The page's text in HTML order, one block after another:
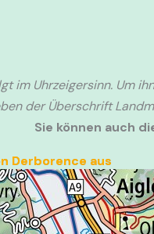
im Uhrzeigersinn. Um
der Überschrift
Sie können auch
Derborence aus